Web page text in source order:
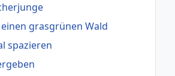
grasgrünen Wald
spazieren